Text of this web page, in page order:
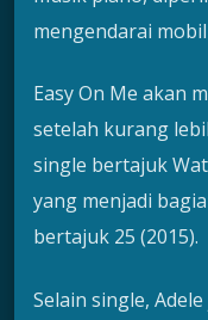
mengendarai
Easy On Me akan
setelah kurang
single bertajuk
yang menjadi
bertajuk 25 (2015).
Selain single,